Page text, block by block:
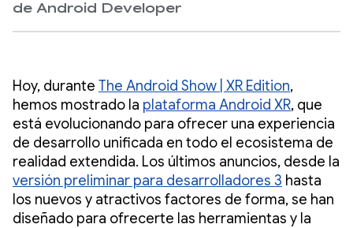
de Android Developer
Hoy, durante The Android Show | XR Edition,
hemos mostrado la plataforma Android XR, que
está evolucionando para ofrecer una experiencia
de desarrollo unificada en todo el ecosistema de
realidad extendida. Los últimos anuncios, desde la
versión preliminar para desarrolladores 3 hasta
los nuevos y atractivos factores de forma, se han
diseñado para ofrecerte las herramientas y la